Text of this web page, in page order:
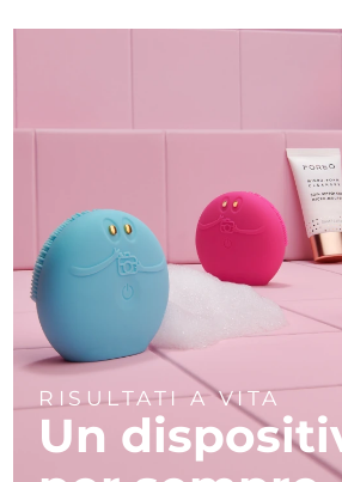
RISULTATI A VITA
Un